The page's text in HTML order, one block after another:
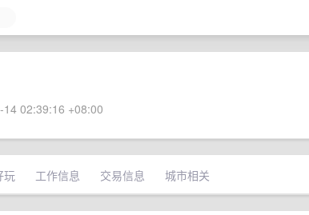
02:39:16 +08:00
玩 工作信息 交易信息 城市相关